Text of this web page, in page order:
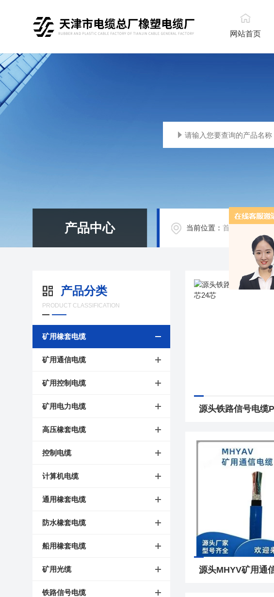
网站首页
产品中心 当前位置：首页
产品分类
PRODUCT CLASSIFICATION
矿用橡套电缆
矿用通信电缆
矿用控制电缆
矿用电力电缆
高压橡套电缆
控制电缆
计算机电缆
通用橡套电缆
防水橡套电缆
船用橡套电缆
矿用光缆
铁路信号电缆